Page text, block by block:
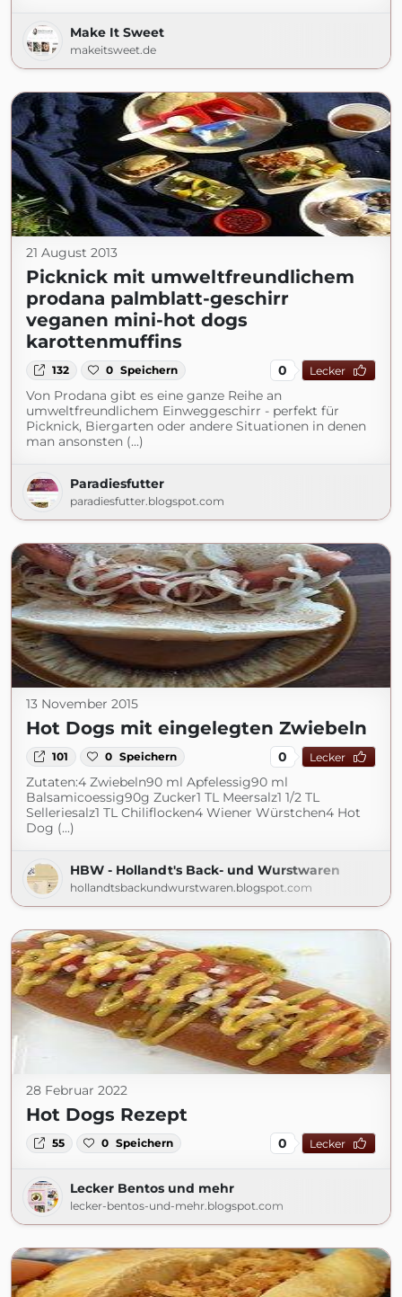
Make It Sweet
makeitsweet.de
21 August 2013
Picknick mit umweltfreundlichem
prodana palmblatt-geschirr
veganen mini-hot dogs
karottenmuffins
132 0 Speichern 0 Lecker
Von Prodana gibt es eine ganze Reihe an
umweltfreundlichem Einweggeschirr - perfekt für
Picknick, Biergarten oder andere Situationen in denen
man ansonsten (...)
Paradiesfutter
paradiesfutter.blogspot.com
13 November 2015
Hot Dogs mit eingelegten Zwiebeln
101 0 Speichern 0 Lecker
Zutaten:4 Zwiebeln90 ml Apfelessig90 ml
Balsamicoessig90g Zucker1 TL Meersalz1 1/2 TL
Selleriesalz1 TL Chiliflocken4 Wiener Würstchen4 Hot
Dog (...)
HBW - Hollandt's Back- und Wurstwaren
hollandtsbackundwurstwaren.blogspot.com
28 Februar 2022
Hot Dogs Rezept
55 0 Speichern 0 Lecker
Lecker Bentos und mehr
lecker-bentos-und-mehr.blogspot.com